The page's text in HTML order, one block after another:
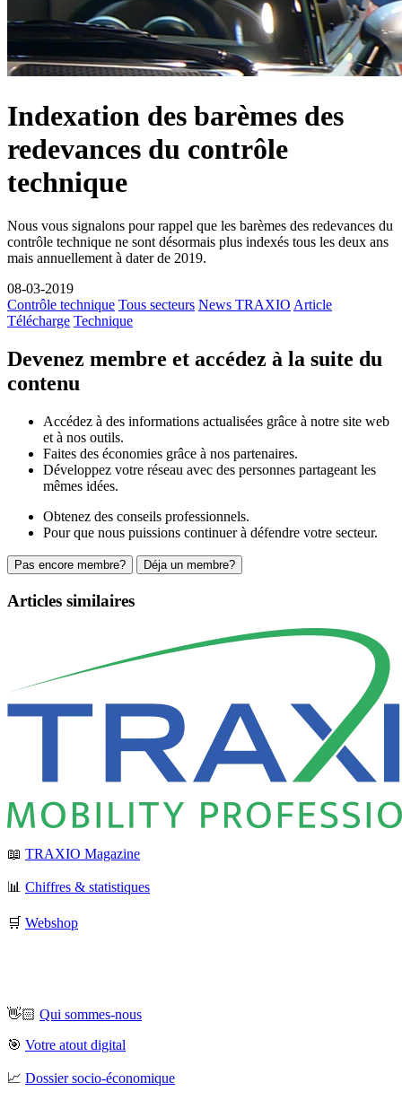
Indexation des barèmes des
redevances du contrôle
technique
Nous vous signalons pour rappel que les barèmes des redevances du
contrôle technique ne sont désormais plus indexés tous les deux ans
mais annuellement à dater de 2019.
08-03-2019
Contrôle technique Tous secteurs News TRAXIO Article
Télécharge Technique
Devenez membre et accédez à la suite du
contenu
Accédez à des informations actualisées grâce à notre site web
et à nos outils.
Faites des économies grâce à nos partenaires.
Développez votre réseau avec des personnes partageant les
mêmes idées.
Obtenez des conseils professionnels.
Pour que nous puissions continuer à défendre votre secteur.
Pas encore membre? Déja un membre?
Articles similaires
📖 TRAXIO Magazine
📊 Chiffres & statistiques
🛒 Webshop
👋🏻 Qui sommes-nous
🎯 Votre atout digital
📈 Dossier socio-économique